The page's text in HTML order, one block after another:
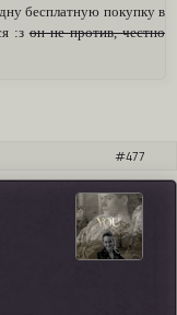
бесплатную покупку в
:зон не против, честно
477